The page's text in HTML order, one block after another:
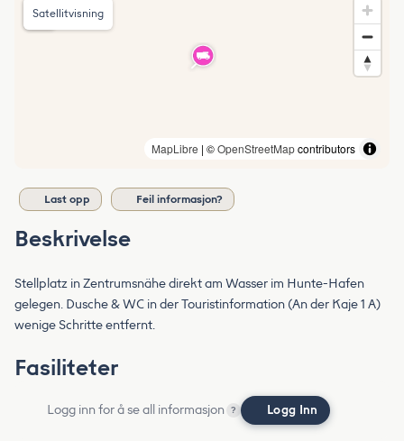
MapLibre | ©OpenStreetMapcontributors
Satellitvisning
Last opp Feil informasjon?
Beskrivelse
Stellplatz in Zentrumsnähe direkt am Wasser im Hunte-Hafen
gelegen. Dusche & WC in der Touristinformation (An der Kaje 1 A)
wenige Schritte entfernt.
Fasiliteter
Logg inn for å se all informasjon ? Logg Inn